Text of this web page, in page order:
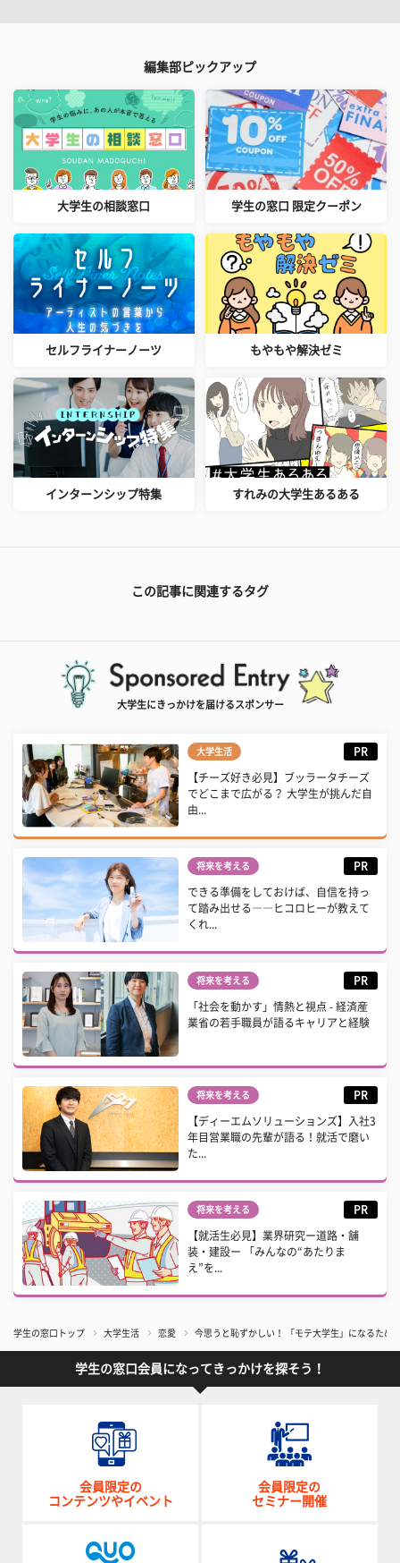
編集部ピックアップ
大学生の相談窓口 学生の窓口 限定クーポン
セルフライナーノーツ もやもや解決ゼミ
インターンシップ特集 すれみの大学生あるある
この記事に関連するタグ
大学生にきっかけを届けるスポンサー
大学生活 PR
【チーズ好き必見】ブッラータチーズ
でどこまで広がる？ 大学生が挑んだ自
由...
将来を考える PR
できる準備をしておけば、自信を持っ
て踏み出せる――ヒコロヒーが教えて
くれ...
将来を考える PR
「社会を動かす」情熱と視点 - 経済産
業省の若手職員が語るキャリアと経験
将来を考える PR
【ディーエムソリューションズ】入社3
年目営業職の先輩が語る！就活で磨い
た...
将来を考える PR
【就活生必見】業界研究ー道路・舗
装・建設ー 「みんなの“あたりま
え”を...
学生の窓口トップ 大学生活 恋愛 今思うと恥ずかしい！ 「モテ大学生」になるため
学生の窓口会員になってきっかけを探そう！
会員限定の
コンテンツやイベント
会員限定の
セミナー開催